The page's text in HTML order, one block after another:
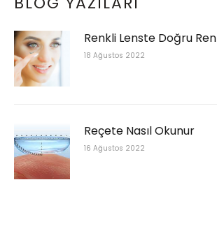
Renkli Lenste Doğru
18 Ağustos 2022
Reçete Nasıl Okunur
16 Ağustos 2022